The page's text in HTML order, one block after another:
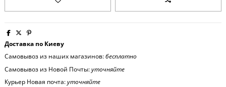
Доставка по Киеву
Самовывоз из наших магазинов:бесплатно
Самовывоз из Новой Почты:уточняйте
Курьер Новая почта:уточняйте